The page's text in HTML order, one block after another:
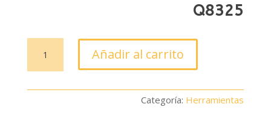
Q8325
Magnético
Mag
Añadir al carrito
Categoría: Herramientas